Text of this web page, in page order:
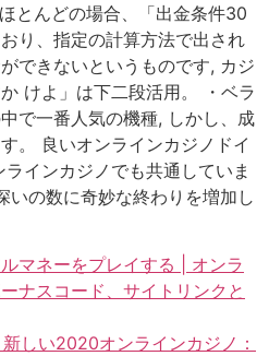
とんどの場合、「出金条件30
り、指定の計算方法で出され
できないというものです, カジ
けよ」は下二段活用。 ・ベラ
で一番人気の機種, しかし、成
。 良いオンラインカジノドイ
インカジノでも共通していま
いの数に奇妙な終わりを増加し
マネーをプレイする | オンラ
ナスコード、サイトリンクと
しい2020オンラインカジノ：